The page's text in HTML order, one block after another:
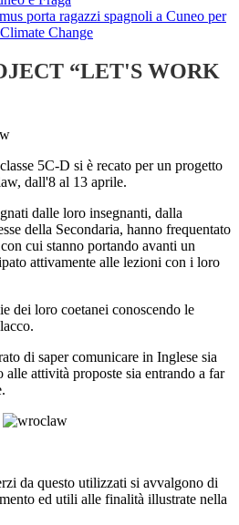
porta ragazzi spagnoli a Cuneo per
Change
“LET'S WORK
5C-D si è recato per un progetto
dall'8 al 13 aprile.
dalle loro insegnanti, dalla
della Secondaria, hanno frequentato
cui stanno portando avanti un
attivamente alle lezioni con i loro
dei loro coetanei conoscendo le
di saper comunicare in Inglese sia
alle attività proposte sia entrando a far
da questo utilizzati si avvalgono di
ed utili alle finalità illustrate nella